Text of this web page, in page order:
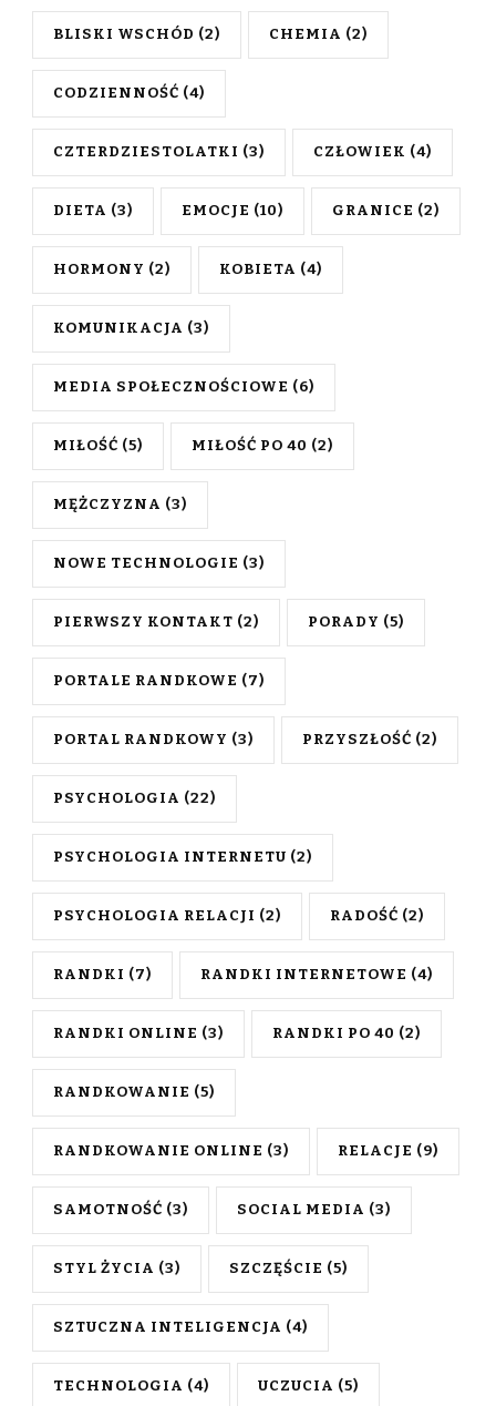
BLISKI WSCHÓD (2) CHEMIA (2)
CODZIENNOŚĆ (4)
CZTERDZIESTOLATKI (3) CZŁOWIEK (4)
DIETA (3) EMOCJE (10) GRANICE (2)
HORMONY (2) KOBIETA (4)
KOMUNIKACJA (3)
MEDIA SPOŁECZNOŚCIOWE (6)
MIŁOŚĆ (5) MIŁOŚĆ PO 40 (2)
MĘŻCZYZNA (3)
NOWE TECHNOLOGIE (3)
PIERWSZY KONTAKT (2) PORADY (5)
PORTALE RANDKOWE (7)
PORTAL RANDKOWY (3) PRZYSZŁOŚĆ (2)
PSYCHOLOGIA (22)
PSYCHOLOGIA INTERNETU (2)
PSYCHOLOGIA RELACJI (2) RADOŚĆ (2)
RANDKI (7) RANDKI INTERNETOWE (4)
RANDKI ONLINE (3) RANDKI PO 40 (2)
RANDKOWANIE (5)
RANDKOWANIE ONLINE (3) RELACJE (9)
SAMOTNOŚĆ (3) SOCIAL MEDIA (3)
STYL ŻYCIA (3) SZCZĘŚCIE (5)
SZTUCZNA INTELIGENCJA (4)
TECHNOLOGIA (4) UCZUCIA (5)